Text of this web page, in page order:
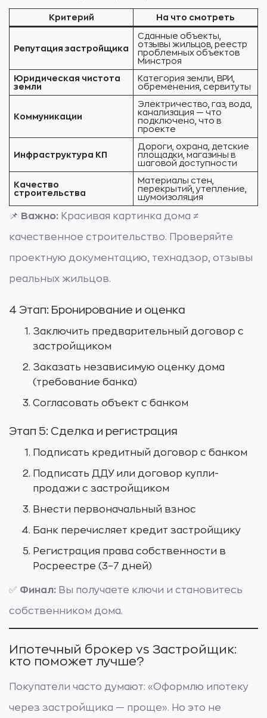
Критерий На что смотреть
Репутация застройщика
Сданные объекты,
отзывы жильцов, реестр
проблемных объектов
Минстроя
Юридическая чистота
земли
Категория земли, ВРИ,
обременения, сервитуты
Коммуникации
Электричество, газ, вода,
канализация — что
подключено, что в
проекте
Инфраструктура КП
Дороги, охрана, детские
площадки, магазины в
шаговой доступности
Качество
строительства
Материалы стен,
перекрытий, утепление,
шумоизоляция
📌 Важно: Красивая картинка дома ≠
качественное строительство. Проверяйте
проектную документацию, технадзор, отзывы
реальных жильцов.
4 Этап: Бронирование и оценка
Заключить предварительный договор с
застройщиком
Заказать независимую оценку дома
(требование банка)
Согласовать объект с банком
Этап 5: Сделка и регистрация
Подписать кредитный договор с банком
Подписать ДДУ или договор купли-
продажи с застройщиком
Внести первоначальный взнос
Банк перечисляет кредит застройщику
Регистрация права собственности в
Росреестре (3–7 дней)
✅ Финал: Вы получаете ключи и становитесь
собственником дома.
Ипотечный брокер vs Застройщик:
кто поможет лучше?
Покупатели часто думают: «Оформлю ипотеку
через застройщика — проще». Но это не